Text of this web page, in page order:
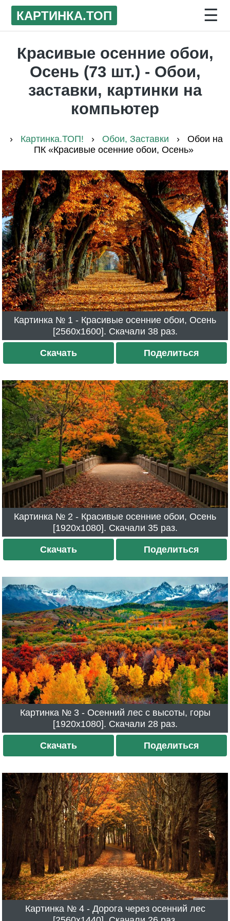
КАРТИНКА.ТОП ☰
Красивые осенние обои,
Осень (73 шт.) - Обои,
заставки, картинки на
компьютер
› Картинка.ТОП! › Обои, Заставки ›
Обои на
ПК «Красивые осенние обои, Осень»
Картинка № 1 - Красивые осенние обои, Осень
[2560x1600]. Скачали 38 раз.
Скачать Поделиться
Картинка № 2 - Красивые осенние обои, Осень
[1920x1080]. Скачали 35 раз.
Скачать Поделиться
Картинка № 3 - Осенний лес с высоты, горы
[1920x1080]. Скачали 28 раз.
Скачать Поделиться
Картинка № 4 - Дорога через осенний лес